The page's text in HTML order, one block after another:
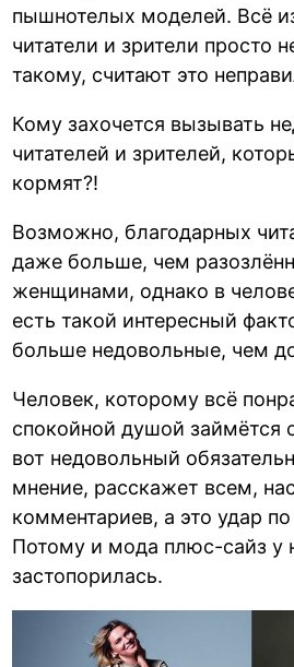
пышнотелых моделей. Всё
читатели и зрители просто
такому, считают это
Кому захочется вызывать
читателей и зрителей,
кормят?!
Возможно, благодарных
даже больше, чем
женщинами, однако в
есть такой интересный
больше недовольные, чем
Человек, которому всё
спокойной душой займётся
вот недовольный
мнение, расскажет всем,
комментариев, а это удар
Потому и мода плюс-сайз у
застопорилась.